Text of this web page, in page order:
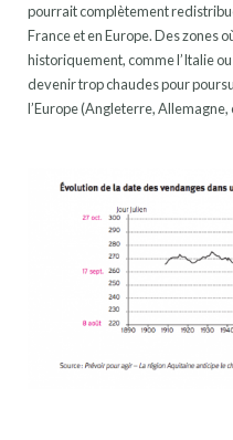
pourrait complètement
France et en Europe. Des zones
historiquement, comme l’Italie
devenir trop chaudes pour
l’Europe (Angleterre, Allemagne,